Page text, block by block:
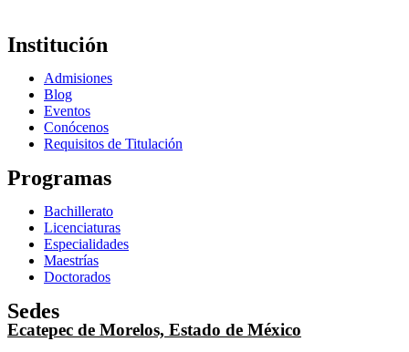
Institución
Admisiones
Blog
Eventos
Conócenos
Requisitos de Titulación
Programas
Bachillerato
Licenciaturas
Especialidades
Maestrías
Doctorados
Sedes
Ecatepec de Morelos, Estado de México